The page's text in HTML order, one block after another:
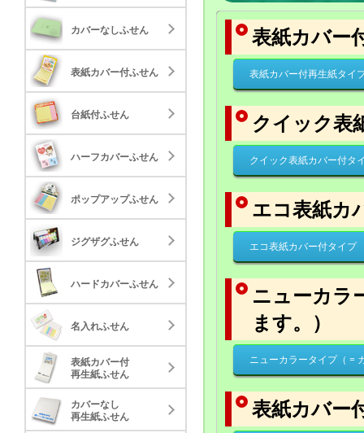
NEW
クイック表紙カバー付タ
10,000
NEW
エ
カバーなしふせん
標準タイプ
17.84
大き
30,000
表紙カバー付ふせん
表紙カバー付ふせん
標準タイプ
30,000
大き
30,000
台紙付ふせん
台紙付ふせん
標準タイプ
23.72
ミニ
5,000
ハーフカバーふせん
ハーフカバーふせん
標準タイプ
30,000
ポップアップふせん
ポップアップふせん
標準タイプ
ジグザグふせん
ジグザグふせん
標準タイプ
89.59
ハードカバーふせん
ハードカバーふせん
236.13
名入れふせん
名入れふせん
ケースタイプ
表紙カバー付
再生紙ふせん
表紙カバー付
再生紙ふせん
カバーなし
再生紙ふせん
カバーなし
その他
表紙カバー
表紙カバー付再生紙タイ
クイック表
クイック表紙カバー付タ
エコ表紙カ
エコ表紙カバー付タイプ
ニューカラ
ます。）
ニューカラータイプ（ =
表紙カバー